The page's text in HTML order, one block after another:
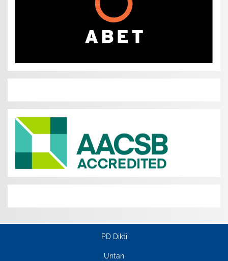
PD Dikti
Untan